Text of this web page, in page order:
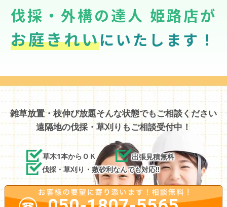
伐採・外構の達人 姫路店が
お庭きれいにいたします！
雑草放置・枝伸び放題そんな状態でもご相談ください
遠隔地の伐採・草刈りもご相談受付中！
草木1本からＯＫ
出張見積無料
伐採・草刈り・敷砂利なんでも対応!!